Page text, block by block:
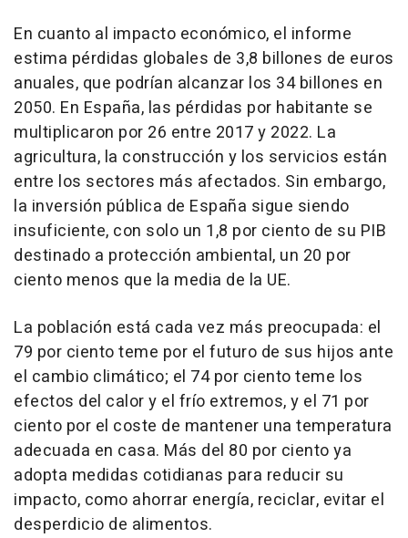
En cuanto al impacto económico, el informe
estima pérdidas globales de 3,8 billones de euros
anuales, que podrían alcanzar los 34 billones en
2050. En España, las pérdidas por habitante se
multiplicaron por 26 entre 2017 y 2022. La
agricultura, la construcción y los servicios están
entre los sectores más afectados. Sin embargo,
la inversión pública de España sigue siendo
insuficiente, con solo un 1,8 por ciento de su PIB
destinado a protección ambiental, un 20 por
ciento menos que la media de la UE.
La población está cada vez más preocupada: el
79 por ciento teme por el futuro de sus hijos ante
el cambio climático; el 74 por ciento teme los
efectos del calor y el frío extremos, y el 71 por
ciento por el coste de mantener una temperatura
adecuada en casa. Más del 80 por ciento ya
adopta medidas cotidianas para reducir su
impacto, como ahorrar energía, reciclar, evitar el
desperdicio de alimentos.